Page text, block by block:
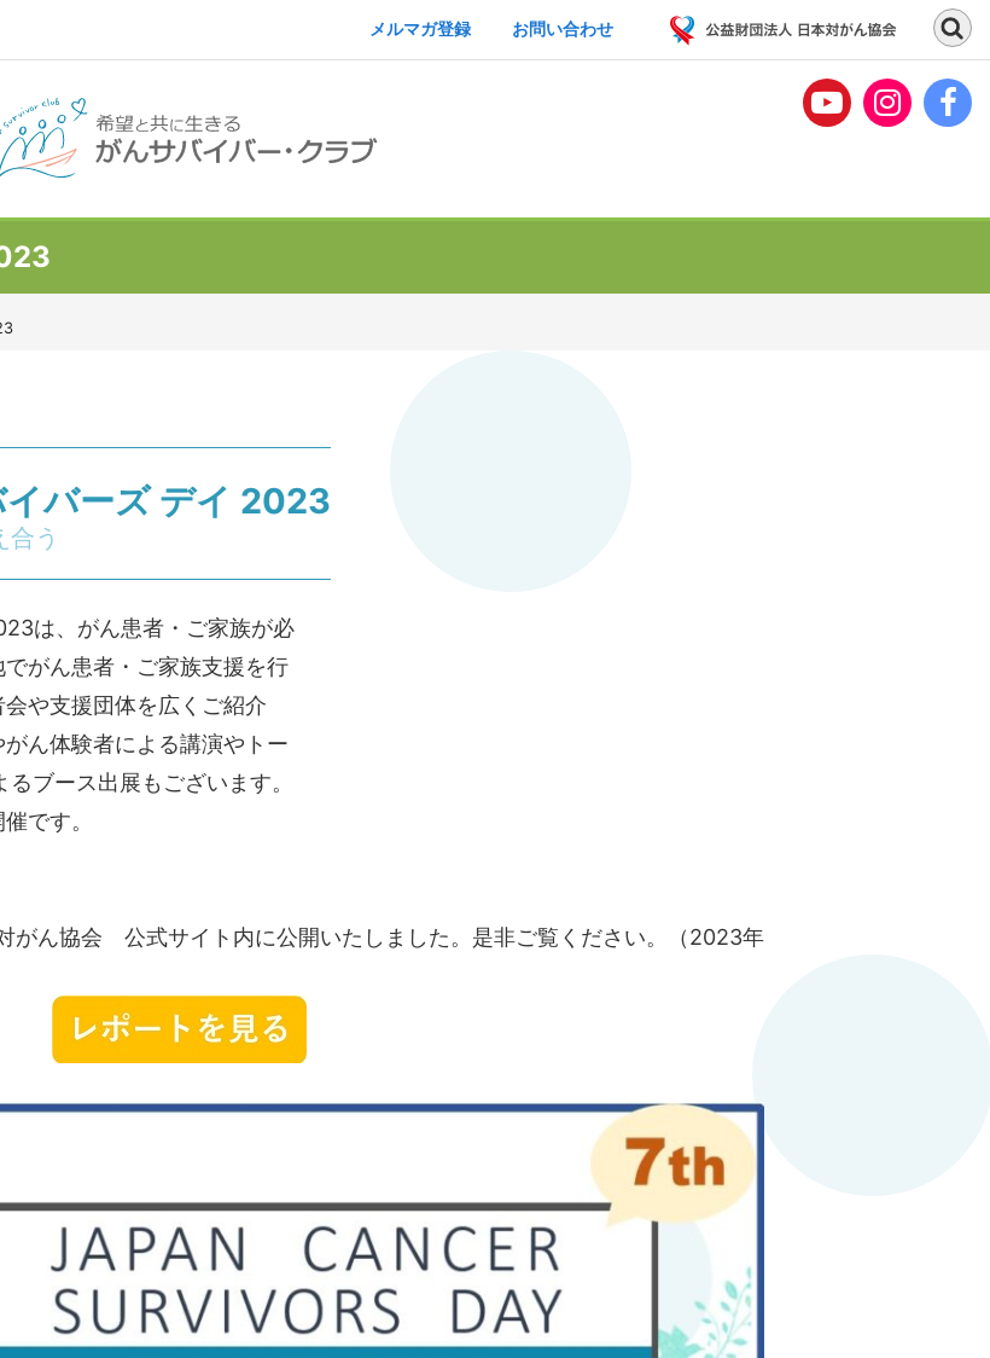
メルマガ登録 お問い合わせ
バーズ デイ 2023
合う
は、がん患者・ご家族が必
がん患者・ご家族支援を行
や支援団体を広くご紹介
ん体験者による講演やトー
ブース出展もございます。
です。
ん協会 公式サイト内に公開いたしました。是非ご覧ください。（2023年